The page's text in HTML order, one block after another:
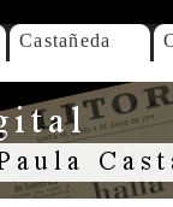
Castañeda